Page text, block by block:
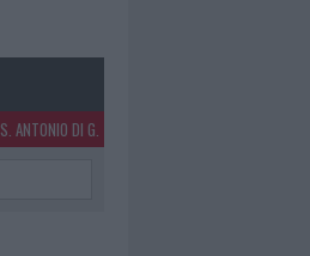
S. ANTONIO DI G.